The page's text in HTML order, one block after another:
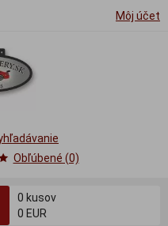
Môj účet
0 kusov
0 EUR
Obľúbené (0)